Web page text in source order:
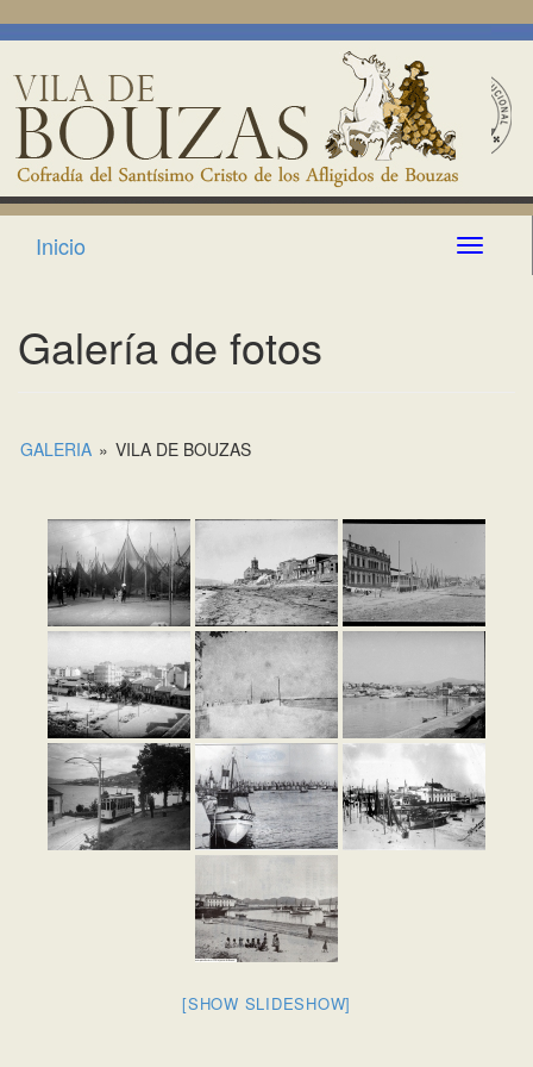
Toggle
Inicio
Galería de fotos
GALERIA » VILA DE BOUZAS
[SHOW SLIDESHOW]